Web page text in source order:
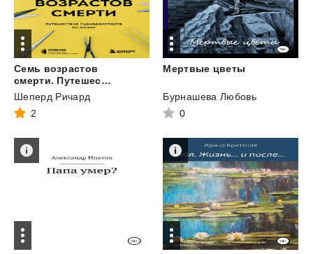
Семь возрастов
смерти. Путешествие судмедэксперта по жизни
Шеперд Ричард
2
Мертвые цветы
Бурнашева Любовь
0